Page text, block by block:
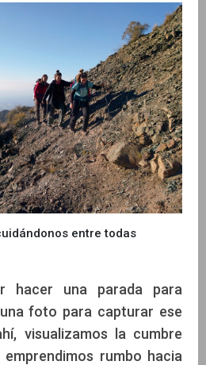
entre todas
hacer una parada para
foto para capturar ese
visualizamos la cumbre
rumbo hacia